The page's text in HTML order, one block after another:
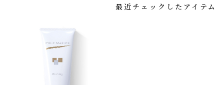
最近チェックしたアイテム